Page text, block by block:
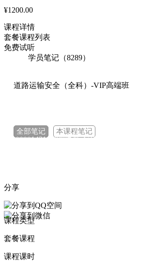
192****2901 刚刚购买了该课程
149****3374 刚刚购买了该课程
142****6464 刚刚购买了该课程
162****6534 刚刚购买了该课程
141****1431 刚刚购买了该课程
147****2563 刚刚购买了该课程
151****4108 刚刚购买了该课程
¥1200.00
课程详情
套餐课程列表
免费试听
学员笔记（8289）
道路运输安全（全科）-VIP高端班
全部笔记 本课程笔记
分享
课程类型
套餐课程
课程课时